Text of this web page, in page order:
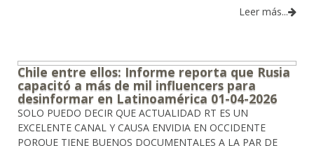
Leer más...
Chile entre ellos: Informe reporta que Rusia
capacitó a más de mil influencers para
desinformar en Latinoamérica 01-04-2026
SOLO PUEDO DECIR QUE ACTUALIDAD RT ES UN
EXCELENTE CANAL Y CAUSA ENVIDIA EN OCCIDENTE
PORQUE TIENE BUENOS DOCUMENTALES A LA PAR DE